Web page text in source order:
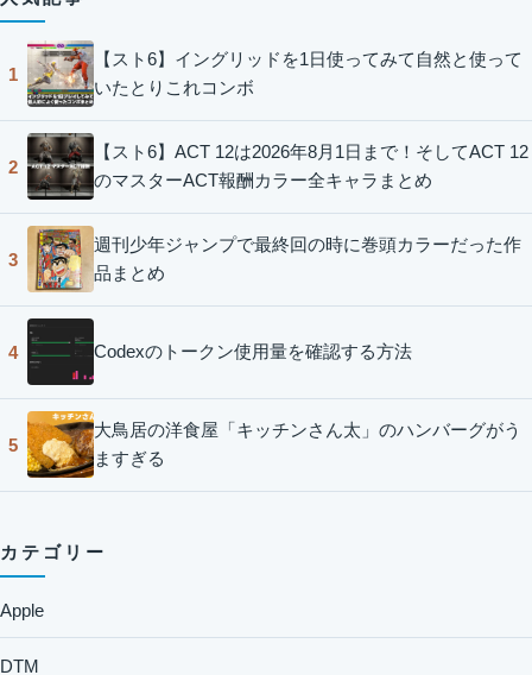
1
【スト6】イングリッドを1日使ってみて自然と使って
いたとりこれコンボ
2
【スト6】ACT 12は2026年8月1日まで！そしてACT 12
のマスターACT報酬カラー全キャラまとめ
3
週刊少年ジャンプで最終回の時に巻頭カラーだった作
品まとめ
4 Codexのトークン使用量を確認する方法
5
大鳥居の洋食屋「キッチンさん太」のハンバーグがう
ますぎる
カテゴリー
Apple
DTM